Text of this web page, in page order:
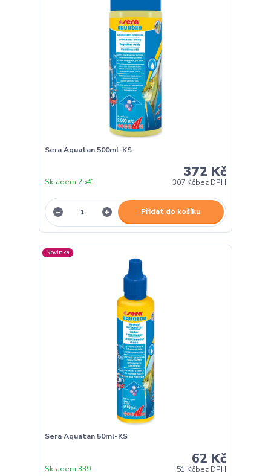
Sera Aquatan 500ml-KS
372 Kč
307 Kčbez DPH
Skladem 2541
Přidat do košíku
Novinka
Sera Aquatan 50ml-KS
62 Kč
51 Kčbez DPH
Skladem 339